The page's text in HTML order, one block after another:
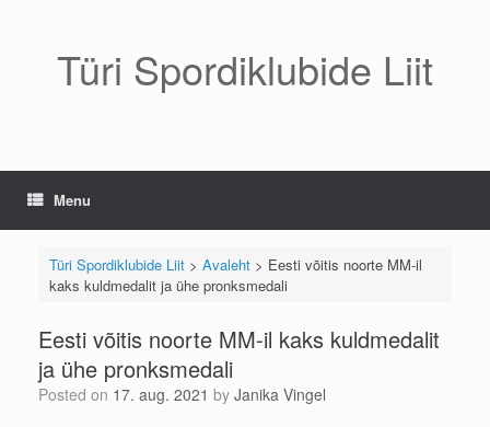
Türi Spordiklubide Liit
Menu
Türi Spordiklubide Liit> Avaleht> Eesti võitis noorte MM-il
kaks kuldmedalit ja ühe pronksmedali
Eesti võitis noorte MM-il kaks kuldmedalit
ja ühe pronksmedali
Posted on 17. aug. 2021 by Janika Vingel